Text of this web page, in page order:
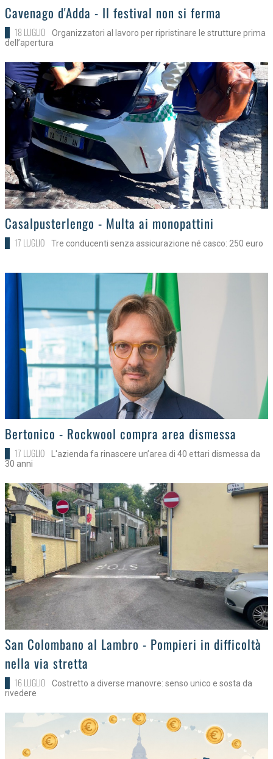
>
Cavenago d'Adda - Il festival non si ferma
18 LUGLIO
Organizzatori al lavoro per ripristinare le strutture prima
dell’apertura
>
Casalpusterlengo - Multa ai monopattini
17 LUGLIO Tre conducenti senza assicurazione né casco: 250 euro
>
Bertonico - Rockwool compra area dismessa
17 LUGLIO
L'azienda fa rinascere un’area di 40 ettari dismessa da
30 anni
>
San Colombano al Lambro - Pompieri in difficoltà
nella via stretta
16 LUGLIO
Costretto a diverse manovre: senso unico e sosta da
rivedere